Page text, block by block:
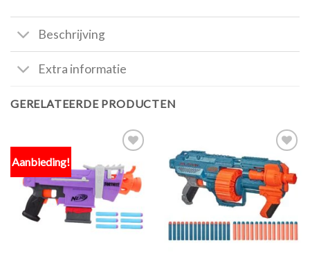
Beschrijving
Extra informatie
GERELATEERDE PRODUCTEN
Aanbieding!
aan
verlanglijst
Toevoegen
aan
verlanglijst